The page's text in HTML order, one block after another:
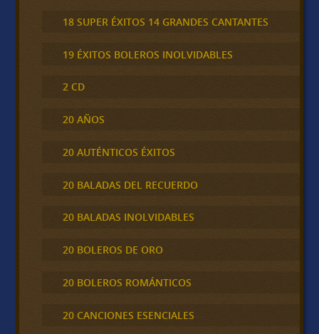
18 SUPER ÉXITOS 14 GRANDES CANTANTES
19 ÉXITOS BOLEROS INOLVIDABLES
2 CD
20 AÑOS
20 AUTÉNTICOS ÉXITOS
20 BALADAS DEL RECUERDO
20 BALADAS INOLVIDABLES
20 BOLEROS DE ORO
20 BOLEROS ROMÁNTICOS
20 CANCIONES ESENCIALES